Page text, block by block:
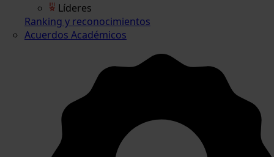
Líderes
Ranking y reconocimientos
Acuerdos Académicos